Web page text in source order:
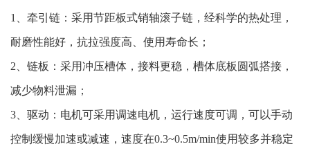
1、牵引链：采用节距板式销轴滚子链，经科学的热处理，
耐磨性能好，抗拉强度高、使用寿命长；
2、链板：采用冲压槽体，接料更稳，槽体底板圆弧搭接，
减少物料泄漏；
3、驱动：电机可采用调速电机，运行速度可调，可以手动
控制缓慢加速或减速，速度在0.3~0.5m/min使用较多并稳定